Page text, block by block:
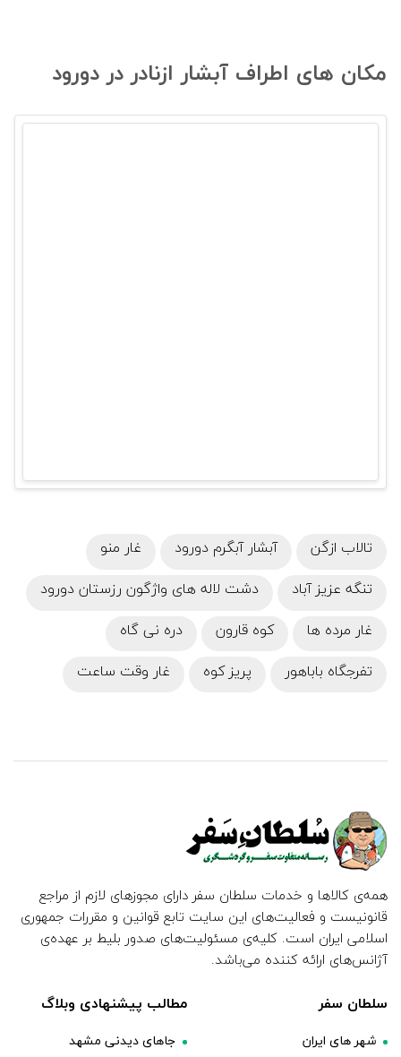
مکان های اطراف آبشار ازنادر در دورود
تالاب ازگن آبشار آبگرم دورود
غار منو
تنگه عزیز آباد
دشت لاله‌ های واژگون رزستان دورود
غار مرده‌ ها
کوه قارون
دره نی گاه
تفرجگاه باباهور
پریز کوه غار وقت ساعت
همه‌ی کالاها و خدمات سلطان سفر دارای مجوزهای لازم از مراجع
قانونیست و فعالیت‌های این سایت تابع قوانین و مقررات جمهوری
اسلامی ایران است. کلیه‌ی مسئولیت‌های صدور بلیط بر عهده‌ی
آژانس‌های ارائه کننده می‌باشد.
سلطان سفر
شهر های ایران
مطالب پیشنهادی وبلاگ
جاهای دیدنی مشهد